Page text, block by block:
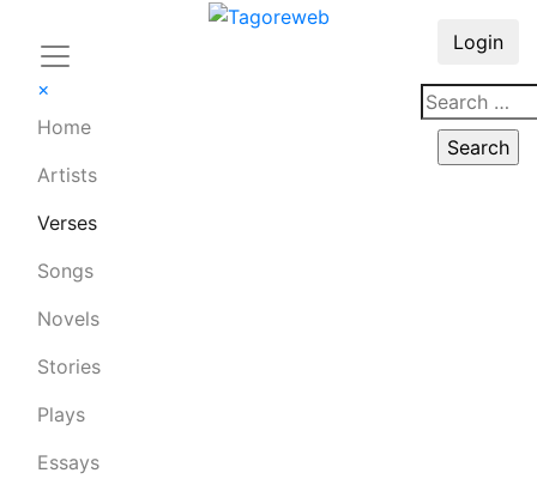
×
Home
Artists
Verses
Songs
Novels
Stories
Plays
Essays
Login